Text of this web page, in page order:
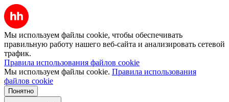
Мы используем файлы cookie, чтобы обеспечивать
правильную работу нашего веб-сайта и анализировать сетевой
трафик.
Правила использования файлов cookie
Мы используем файлы cookie. Правила использования
файлов cookie
Понятно